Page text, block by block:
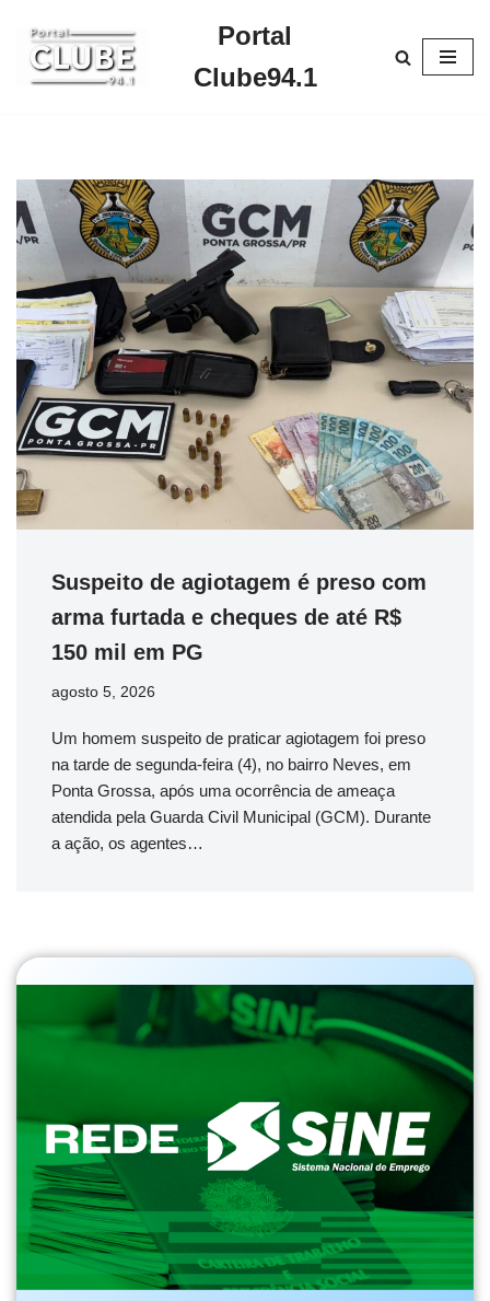
Pular
para
Portal
Clube94.1
Suspeito de agiotagem é preso com
arma furtada e cheques de até R$
150 mil em PG
agosto 5, 2026
Um homem suspeito de praticar agiotagem foi preso
na tarde de segunda-feira (4), no bairro Neves, em
Ponta Grossa, após uma ocorrência de ameaça
atendida pela Guarda Civil Municipal (GCM). Durante
a ação, os agentes…